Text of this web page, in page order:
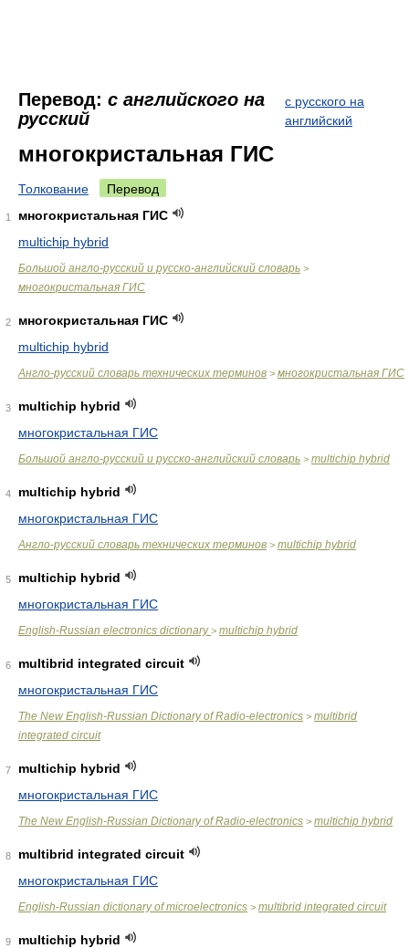
Перевод: с английского на
русский
с русского на
английский
многокристальная ГИС
Толкование Перевод
1
многокристальная ГИС
multichip hybrid
Большой англо-русский и русско-английский словарь >
многокристальная ГИС
2
многокристальная ГИС
multichip hybrid
Англо-русский словарь технических терминов > многокристальная ГИС
3
multichip hybrid
многокристальная ГИС
Большой англо-русский и русско-английский словарь > multichip hybrid
4
multichip hybrid
многокристальная ГИС
Англо-русский словарь технических терминов > multichip hybrid
5
multichip hybrid
многокристальная ГИС
English-Russian electronics dictionary> multichip hybrid
6
multibrid integrated circuit
многокристальная ГИС
The New English-Russian Dictionary of Radio-electronics > multibrid
integrated circuit
7
multichip hybrid
многокристальная ГИС
The New English-Russian Dictionary of Radio-electronics > multichip hybrid
8
multibrid integrated circuit
многокристальная ГИС
English-Russian dictionary of microelectronics > multibrid integrated circuit
9
multichip hybrid